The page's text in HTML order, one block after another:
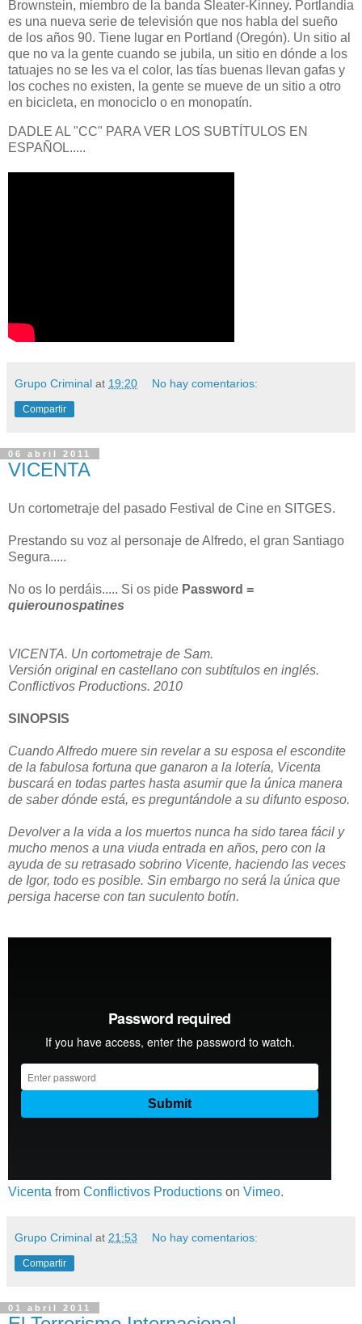
Brownstein, miembro de la banda Sleater-Kinney. Portlandia
es una nueva serie de televisión que nos habla del sueño
de los años 90. Tiene lugar en Portland (Oregón). Un sitio al
que no va la gente cuando se jubila, un sitio en dónde a los
tatuajes no se les va el color, las tías buenas llevan gafas y
los coches no existen, la gente se mueve de un sitio a otro
en bicicleta, en monociclo o en monopatín.
DADLE AL "CC" PARA VER LOS SUBTÍTULOS EN
ESPAÑOL.....
Grupo Criminal at 19:20 No hay comentarios:
Compartir
06 abril 2011
VICENTA
Un cortometraje del pasado Festival de Cine en SITGES.
Prestando su voz al personaje de Alfredo, el gran Santiago
Segura.....
No os lo perdáis..... Si os pide Password =
quierounospatines
VICENTA. Un cortometraje de Sam.
Versión original en castellano con subtítulos en inglés.
Conflictivos Productions. 2010
SINOPSIS
Cuando Alfredo muere sin revelar a su esposa el escondite
de la fabulosa fortuna que ganaron a la lotería, Vicenta
buscará en todas partes hasta asumir que la única manera
de saber dónde está, es preguntándole a su difunto esposo.
Devolver a la vida a los muertos nunca ha sido tarea fácil y
mucho menos a una viuda entrada en años, pero con la
ayuda de su retrasado sobrino Vicente, haciendo las veces
de Igor, todo es posible. Sin embargo no será la única que
persiga hacerse con tan suculento botín.
Vicenta from Conflictivos Productions on Vimeo.
Grupo Criminal at 21:53 No hay comentarios:
Compartir
01 abril 2011